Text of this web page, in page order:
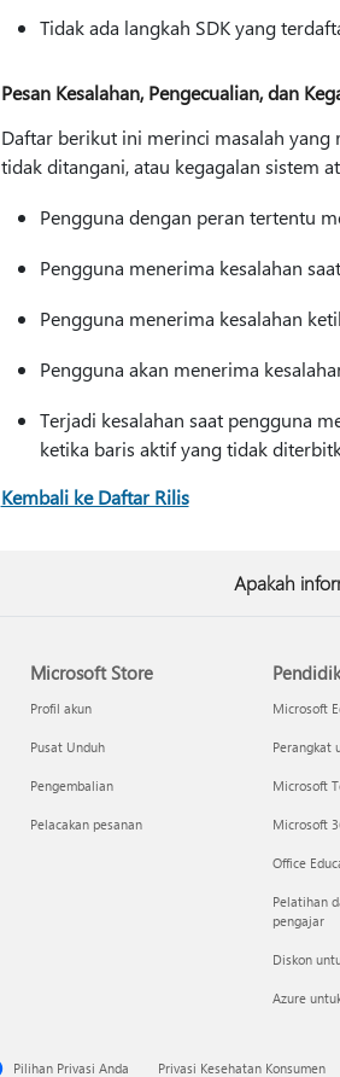
Tidak ada langkah SDK yang
Pesan Kesalahan, Pengecualian, dan
Daftar berikut ini merinci masalah yang
tidak ditangani, atau kegagalan sistem
Pengguna dengan peran tertentu
Pengguna menerima kesalahan
Pengguna menerima kesalahan
Pengguna akan menerima
Terjadi kesalahan saat pengguna
ketika baris aktif yang tidak
Kembali ke Daftar Rilis
Apakah
Microsoft Store
Profil akun
Pusat Unduh
Pengembalian
Pelacakan pesanan
Microsoft
Perangkat
Microsoft
Microsoft
Office
Pelatihan
pengajar
Diskon
Azure
Pilihan Privasi Anda Privasi Kesehatan Konsumen